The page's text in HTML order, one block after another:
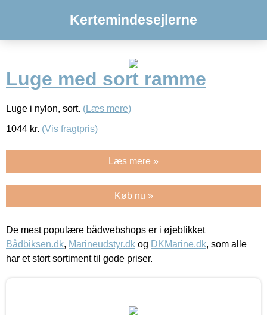
Kertemindesejlerne
Luge med sort ramme
Luge i nylon, sort. (Læs mere)
1044 kr. (Vis fragtpris)
Læs mere »
Køb nu »
De mest populære bådwebshops er i øjeblikket
Bådbiksen.dk, Marineudstyr.dk og DKMarine.dk, som alle
har et stort sortiment til gode priser.